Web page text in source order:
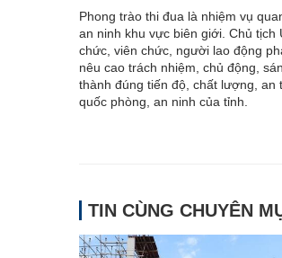
Phong trào thi đua là nhiệm vụ
an ninh khu vực biên giới. Chủ
chức, viên chức, người lao động
nêu cao trách nhiệm, chủ động,
thành đúng tiến độ, chất lượng, an
quốc phòng, an ninh của tỉnh.
TIN CÙNG CHUYÊN